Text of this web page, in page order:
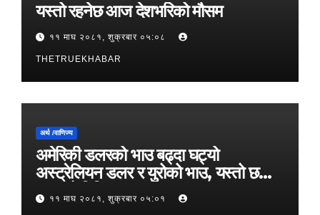
यस्तो रहनेछ आज देशभरिको मौसम
११ माघ २०८१, शुक्रबार ०५:०८
THETRUEKHABAR
अर्थ /वाणिज्य
अमेरिकी डलरको भाउ बढ्दा घट्यो
अस्ट्रेलियन डलर र युरोको भाउ, यस्तो छ
आजको विनिमयदर
११ माघ २०८१, शुक्रबार ०५:०१